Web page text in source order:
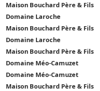
Maison Bouchard Père & Fils
Domaine Laroche
Maison Bouchard Père & Fils
Domaine Laroche
Maison Bouchard Père & Fils
Domaine Méo-Camuzet
Domaine Méo-Camuzet
Maison Bouchard Père & Fils